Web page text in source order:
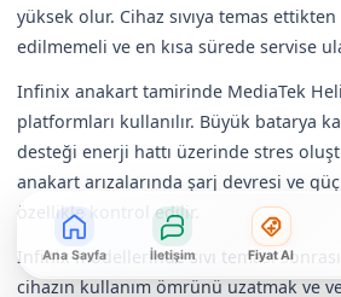
yüksek olur. Cihaz sıvıya temas
edilmemeli ve en kısa sürede servise
Infinix anakart tamirinde MediaTek
platformları kullanılır. Büyük batarya
desteği enerji hattı üzerinde stres
anakart arızalarında şarj devresi ve
özellikle kontrol edilir.
Infinix modellerinde sıvı teması
cihazın kullanım ömrünü uzatmak ve
Ana Sayfa İletişim Fiyat Al